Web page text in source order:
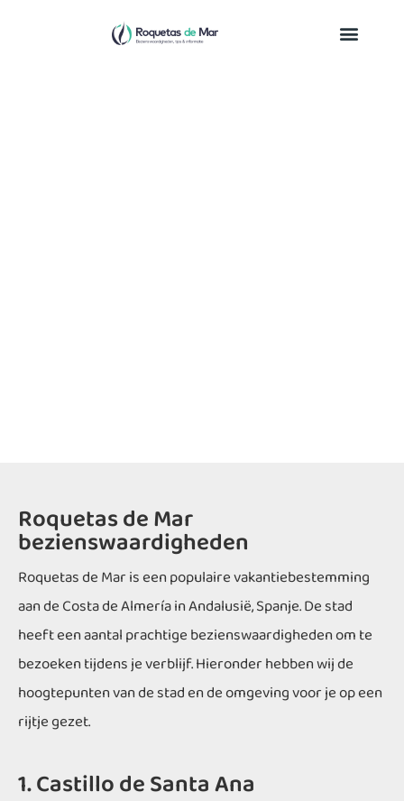
Roquetas de Mar
bezienswaardigheden
Roquetas de Mar is een populaire vakantiebestemming
aan de Costa de Almería in Andalusië, Spanje. De stad
heeft een aantal prachtige bezienswaardigheden om te
bezoeken tijdens je verblijf. Hieronder hebben wij de
hoogtepunten van de stad en de omgeving voor je op een
rijtje gezet.
1. Castillo de Santa Ana